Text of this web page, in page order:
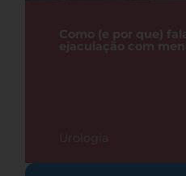
Como (e por que)
ejaculação com
Urologia